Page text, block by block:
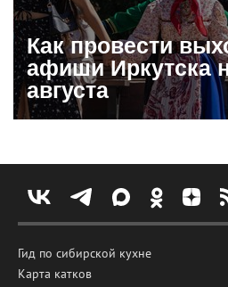
Как провести
афиши Иркутска
августа
Гид по сибирской кухне
Карта катков